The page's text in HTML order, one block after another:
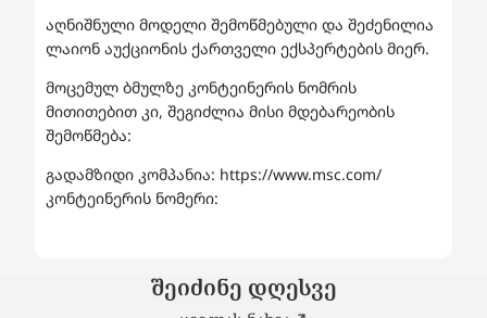
აღნიშნული მოდელი შემოწმებული და შეძენილია
ლაიონ აუქციონის ქართველი ექსპერტების მიერ.
მოცემულ ბმულზე კონტეინერის ნომრის
მითითებით კი, შეგიძლია მისი მდებარეობის
შემოწმება:
გადამზიდი კომპანია: https://www.msc.com/
კონტეინერის ნომერი:
შეიძინე დღესვე